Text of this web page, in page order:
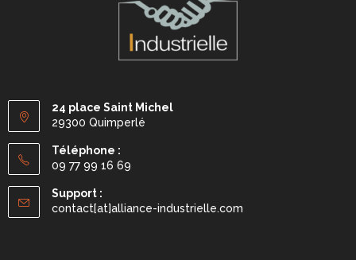
24 place Saint Michel
29300 Quimperlé
Téléphone :
09 77 99 16 69
Support :
contact[at]alliance-industrielle.com